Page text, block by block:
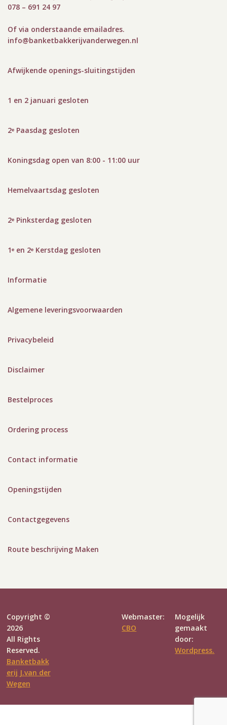
078 – 691 24 97
Of via onderstaande emailadres.
info@banketbakkerijvanderwegen.nl
Afwijkende openings-sluitingstijden
1 en 2 januari gesloten
2ᵉ Paasdag gesloten
Koningsdag open van 8:00 - 11:00 uur
Hemelvaartsdag gesloten
2ᵉ Pinksterdag gesloten
1ᵉ en 2ᵉ Kerstdag gesloten
Informatie
Algemene leveringsvoorwaarden
Privacybeleid
Disclaimer
Bestelproces
Ordering process
Contact informatie
Openingstijden
Contactgegevens
Route beschrijving Maken
Copyright ©
2026
All Rights
Reserved.
Banketbakk
erij J.van der
Wegen
Mogelijk
gemaakt
door:
Wordpress.
Webmaster:
CBO